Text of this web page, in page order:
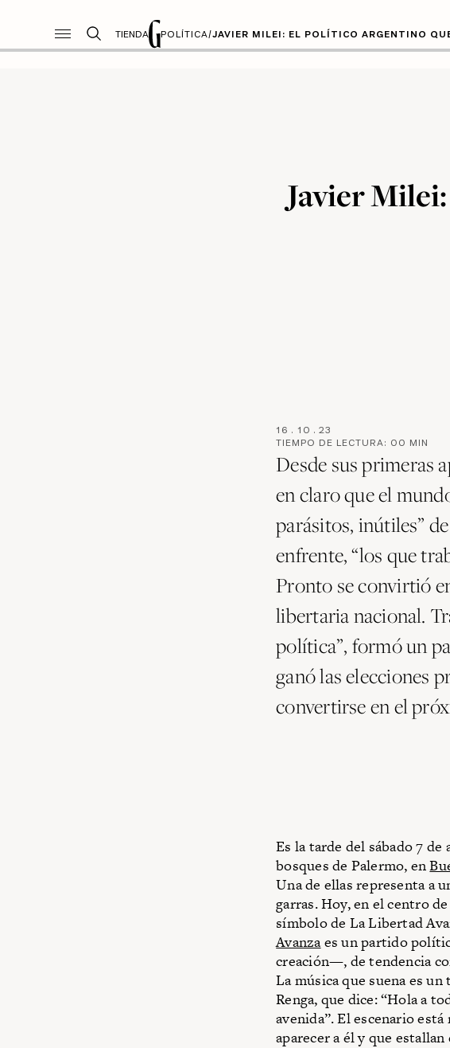
TIENDA POLÍTICA/JAVIER MILEI: EL POLÍTICO ARGENTINO
Javier
16 . 10 . 23
TIEMPO DE LECTURA: 00 MIN
Desde sus primeras
en claro que el
parásitos, inútiles”
enfrente, “los que
Pronto se convirtió
libertaria nacional.
política”, formó un
ganó las elecciones
convertirse en el
Es la tarde del sábado 7 de
bosques de Palermo, en
Una de ellas representa a
garras. Hoy, en el centro
símbolo de La Libertad
Avanzaes un partido
creación—, de tendencia
La música que suena es
Renga, que dice: “Hola a
avenida”. El escenario
aparecer a él y que